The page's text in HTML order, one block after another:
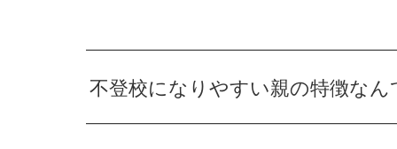
不登校になりやすい親の特徴なん